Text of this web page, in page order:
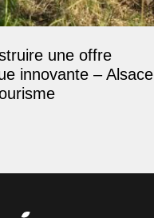
une offre
innovante – Alsace